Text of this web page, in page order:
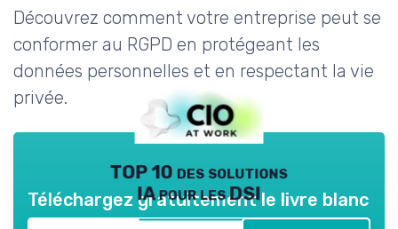
Découvrez comment votre entreprise peut se
conformer au RGPD en protégeant les
données personnelles et en respectant la vie
privée.
TOP 10 des solutions
IA pour les DSI
Téléchargez gratuitement le livre blanc